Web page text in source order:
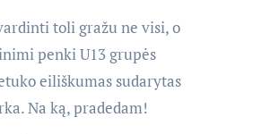
toli gražu ne visi, o
penki U13 grupės
eiliškumas sudarytas
Na ką, pradedam!